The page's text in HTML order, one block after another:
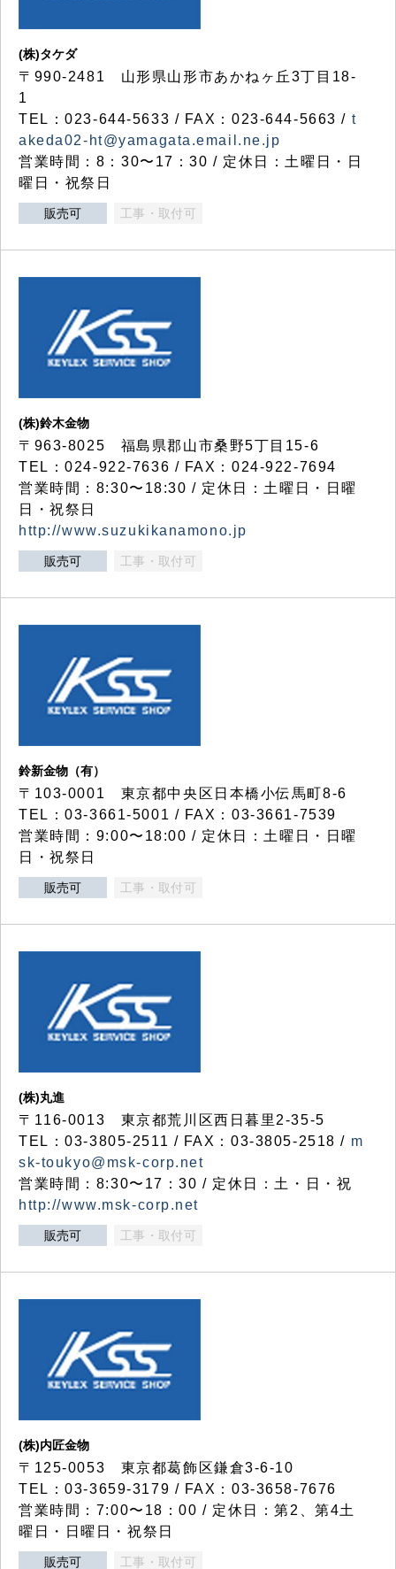
(株)タケダ
〒990-2481 山形県山形市あかねヶ丘3丁目18-
1
TEL：023-644-5633 / FAX：023-644-5663 / t
akeda02-ht@yamagata.email.ne.jp
営業時間：8：30〜17：30 / 定休日：土曜日・日
曜日・祝祭日
販売可 工事・取付可
(株)鈴木金物
〒963-8025 福島県郡山市桑野5丁目15-6
TEL：024-922-7636 / FAX：024-922-7694
営業時間：8:30〜18:30 / 定休日：土曜日・日曜
日・祝祭日
http://www.suzukikanamono.jp
販売可 工事・取付可
鈴新金物（有）
〒103-0001 東京都中央区日本橋小伝馬町8-6
TEL：03-3661-5001 / FAX：03-3661-7539
営業時間：9:00〜18:00 / 定休日：土曜日・日曜
日・祝祭日
販売可 工事・取付可
(株)丸進
〒116-0013 東京都荒川区西日暮里2-35-5
TEL：03-3805-2511 / FAX：03-3805-2518 / m
sk-toukyo@msk-corp.net
営業時間：8:30〜17：30 / 定休日：土・日・祝
http://www.msk-corp.net
販売可 工事・取付可
(株)内匠金物
〒125-0053 東京都葛飾区鎌倉3-6-10
TEL：03-3659-3179 / FAX：03-3658-7676
営業時間：7:00〜18：00 / 定休日：第2、第4土
曜日・日曜日・祝祭日
販売可 工事・取付可